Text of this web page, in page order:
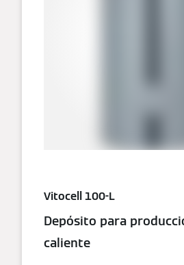
Vitocell 100-L
Depósito para
caliente